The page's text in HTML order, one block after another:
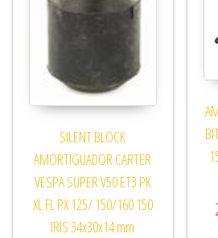
SILENT BLOCK
AMORTIGUADOR CARTER
VESPA SUPER V50 ET3 PK
XL FL PX 125/ 150/160 150
IRIS 34x30x14 mm